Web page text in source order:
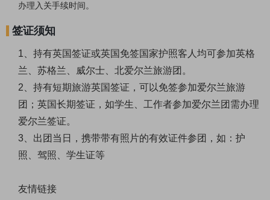
办理入关手续时间。
签证须知
1、持有英国签证或英国免签国家护照客人均可参加英格
兰、苏格兰、威尔士、北爱尔兰旅游团。
2、持有短期旅游英国签证，可以免签参加爱尔兰旅游
团；英国长期签证，如学生、工作者参加爱尔兰团需办理
爱尔兰签证。
3、出团当日，携带带有照片的有效证件参团，如：护
照、驾照、学生证等
友情链接